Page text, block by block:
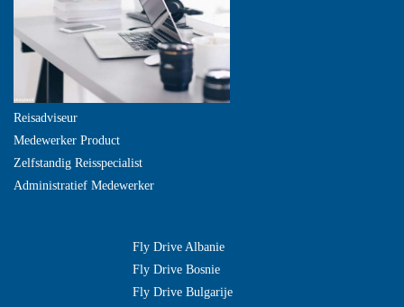
Reisadviseur
Medewerker Product
Zelfstandig Reisspecialist
Administratief Medewerker
Fly Drive Albanie
Fly Drive Bosnie
Fly Drive Bulgarije